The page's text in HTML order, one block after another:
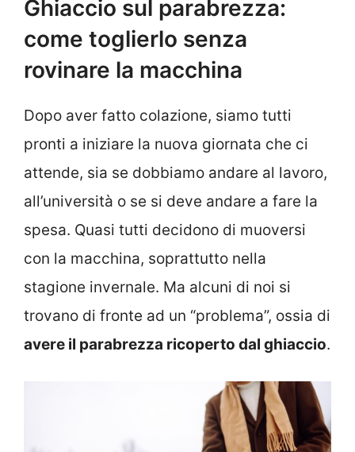
Ghiaccio sul parabrezza:
come toglierlo senza
rovinare la macchina
Dopo aver fatto colazione, siamo tutti
pronti a iniziare la nuova giornata che ci
attende, sia se dobbiamo andare al lavoro,
all’università o se si deve andare a fare la
spesa. Quasi tutti decidono di muoversi
con la macchina, soprattutto nella
stagione invernale. Ma alcuni di noi si
trovano di fronte ad un “problema”, ossia di
avere il parabrezza ricoperto dal ghiaccio.